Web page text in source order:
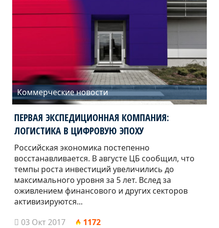
Коммерческие новости
ПЕРВАЯ ЭКСПЕДИЦИОННАЯ КОМПАНИЯ:
ЛОГИСТИКА В ЦИФРОВУЮ ЭПОХУ
Российская экономика постепенно
восстанавливается. В августе ЦБ сообщил, что
темпы роста инвестиций увеличились до
максимального уровня за 5 лет. Вслед за
оживлением финансового и других секторов
активизируются...
03 Окт 2017
1172